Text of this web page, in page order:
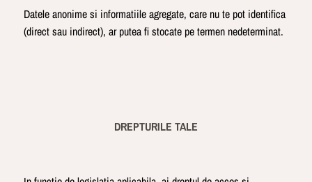
Datele anonime si informatiile agregate, care nu te pot identifica
(direct sau indirect), ar putea fi stocate pe termen nedeterminat.
DREPTURILE TALE